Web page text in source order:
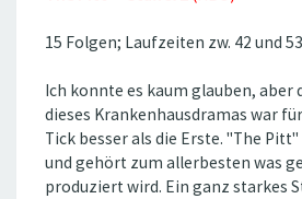
15 Folgen; Laufzeiten zw. 42 und
Ich konnte es kaum glauben, aber
dieses Krankenhausdramas war
Tick besser als die Erste. ''The
und gehört zum allerbesten was
produziert wird. Ein ganz starkes